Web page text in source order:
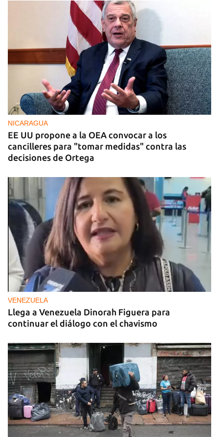
INTELIGENCIA
La CIA actúa en Cuba para crear fisuras en la
cúpula del poder y desbancar al sector duro
NICARAGUA
EE UU propone a la OEA convocar a los
cancilleres para "tomar medidas" contra las
decisiones de Ortega
VENEZUELA
Llega a Venezuela Dinorah Figuera para
continuar el diálogo con el chavismo